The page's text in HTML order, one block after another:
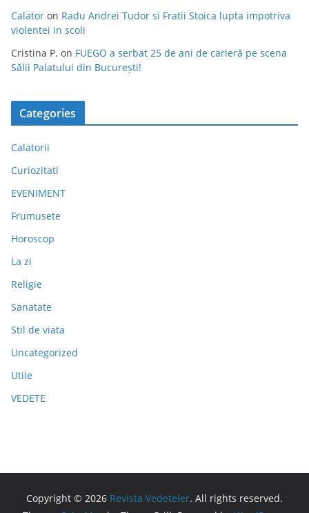
Calator on Radu Andrei Tudor si Fratii Stoica lupta impotriva
violentei in scoli
Cristina P. on FUEGO a serbat 25 de ani de carieră pe scena
Sălii Palatului din București!
Categories
Calatorii
Curiozitati
EVENIMENT
Frumusete
Horoscop
La zi
Religie
Sanatate
Stil de viata
Uncategorized
Utile
VEDETE
Copyright © 2026 Revista Vedeteler. All rights reserved.